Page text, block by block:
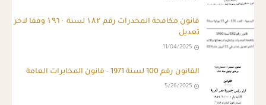
قانون مكافحة المخدرات رقم ۱۸۲ لسنة ۱۹٦۰ وفقا لاخر
تعديل
11/04/2025
القانون رقم 100 لسنة 1971 - قانون المخابرات العامة
5/26/2025